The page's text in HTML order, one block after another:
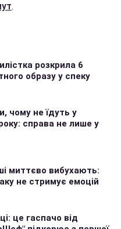
.
розкрила 6
образу у спеку
чому не їдуть у
справа не лише у
миттєво вибухають:
не стримує емоцій
це гаспачо від